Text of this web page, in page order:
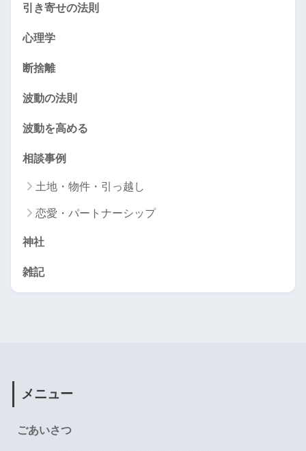
引き寄せの法則
心理学
断捨離
波動の法則
波動を高める
相談事例
土地・物件・引っ越し
恋愛・パートナーシップ
神社
雑記
メニュー
ごあいさつ